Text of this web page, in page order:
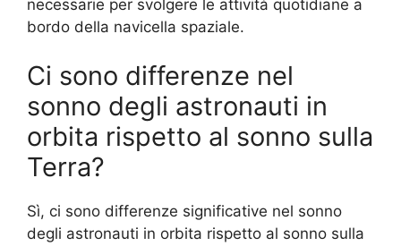
necessarie per svolgere le attività quotidiane a
bordo della navicella spaziale.
Ci sono differenze nel
sonno degli astronauti in
orbita rispetto al sonno sulla
Terra?
Sì, ci sono differenze significative nel sonno
degli astronauti in orbita rispetto al sonno sulla